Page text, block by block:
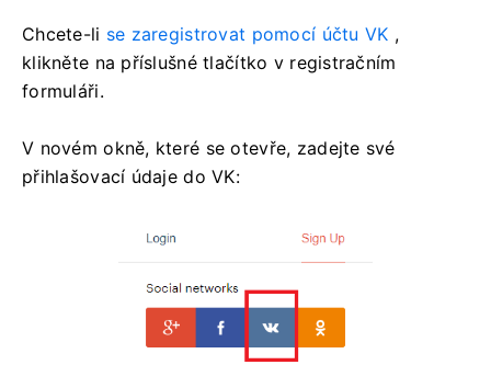
Chcete-li se zaregistrovat pomocí účtu VK ,
klikněte na příslušné tlačítko v registračním
formuláři.
V novém okně, které se otevře, zadejte své
přihlašovací údaje do VK: